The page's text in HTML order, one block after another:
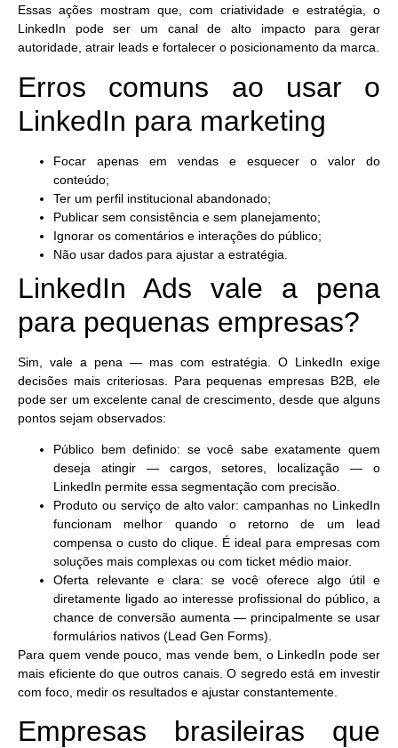
Essas ações mostram que, com criatividade e estratégia, o
LinkedIn pode ser um canal de alto impacto para gerar
autoridade, atrair leads e fortalecer o posicionamento da marca.
Erros comuns ao usar o
LinkedIn para marketing
Focar apenas em vendas e esquecer o valor do
conteúdo;
Ter um perfil institucional abandonado;
Publicar sem consistência e sem planejamento;
Ignorar os comentários e interações do público;
Não usar dados para ajustar a estratégia.
LinkedIn Ads vale a pena
para pequenas empresas?
Sim, vale a pena — mas com estratégia . O LinkedIn exige
decisões mais criteriosas. Para pequenas empresas B2B, ele
pode ser um excelente canal de crescimento, desde que alguns
pontos sejam observados:
Público bem definido: se você sabe exatamente quem
deseja atingir — cargos, setores, localização — o
LinkedIn permite essa segmentação com precisão.
Produto ou serviço de alto valor: campanhas no LinkedIn
funcionam melhor quando o retorno de um lead
compensa o custo do clique. É ideal para empresas com
soluções mais complexas ou com ticket médio maior.
Oferta relevante e clara: se você oferece algo útil e
diretamente ligado ao interesse profissional do público, a
chance de conversão aumenta — principalmente se usar
formulários nativos (Lead Gen Forms).
Para quem vende pouco, mas vende bem , o LinkedIn pode ser
mais eficiente do que outros canais. O segredo está em investir
com foco, medir os resultados e ajustar constantemente.
Empresas brasileiras que